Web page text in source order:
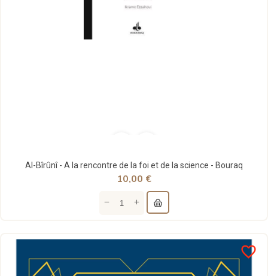
Al-Bîrûnî - A la rencontre de la foi et de la science - Bouraq
10,00 €
favorite_border